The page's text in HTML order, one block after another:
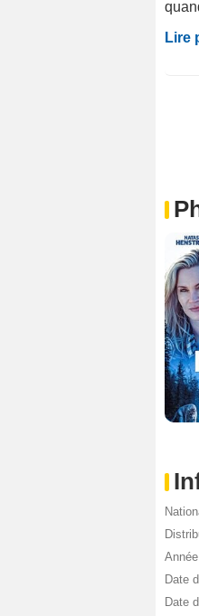
Lire
Date
Date